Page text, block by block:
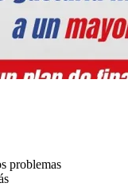
problemas